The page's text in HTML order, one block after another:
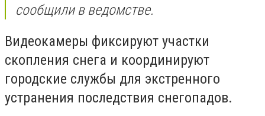
сообщили в ведомстве.
Видеокамеры фиксируют участки
скопления снега и координируют
городские службы для экстренного
устранения последствия снегопадов.